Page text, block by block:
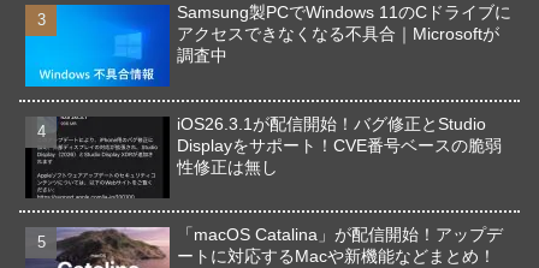
Samsung製PCでWindows 11のCドライブに
アクセスできなくなる不具合｜Microsoftが
調査中
iOS26.3.1が配信開始！バグ修正とStudio
Displayをサポート！CVE番号ベースの脆弱
性修正は無し
「macOS Catalina」が配信開始！アップデ
ートに対応するMacや新機能などまとめ！